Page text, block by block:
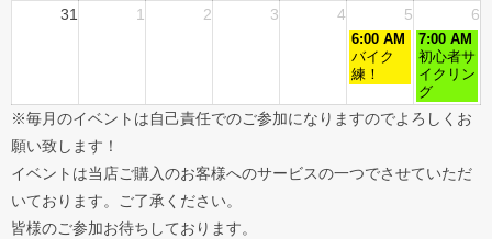
31 1 2 3 4 5 6
6:00 AM
バイク
練！
7:00 AM
初心者サ
イクリン
グ
※毎月のイベントは自己責任でのご参加になりますのでよろしくお
願い致します！
イベントは当店ご購入のお客様へのサービスの一つでさせていただ
いております。ご了承ください。
皆様のご参加お待ちしております。